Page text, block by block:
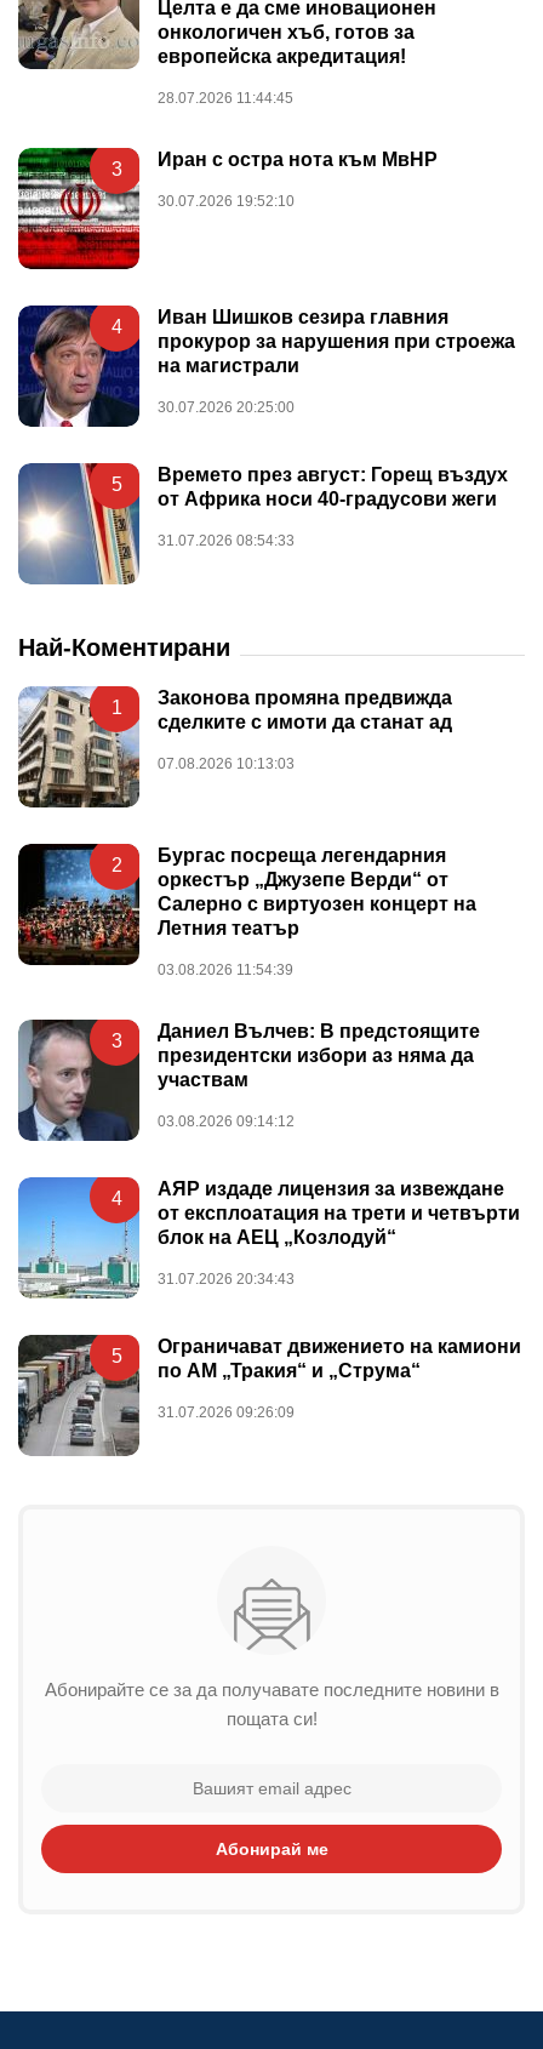
Целта е да сме иновационен
онкологичен хъб, готов за
европейска акредитация!
28.07.2026 11:44:45
3 Иран с остра нота към МвНР
30.07.2026 19:52:10
4
Иван Шишков сезира главния
прокурор за нарушения при строежа
на магистрали
30.07.2026 20:25:00
5
Времето през август: Горещ въздух
от Африка носи 40-градусови жеги
31.07.2026 08:54:33
Най-Коментирани
1
Законова промяна предвижда
сделките с имоти да станат ад
07.08.2026 10:13:03
2
Бургас посреща легендарния
оркестър „Джузепе Верди“ от
Салерно с виртуозен концерт на
Летния театър
03.08.2026 11:54:39
3
Даниел Вълчев: В предстоящите
президентски избори аз няма да
участвам
03.08.2026 09:14:12
4
АЯР издаде лицензия за извеждане
от експлоатация на трети и четвърти
блок на АЕЦ „Козлодуй“
31.07.2026 20:34:43
5
Ограничават движението на камиони
по АМ „Тракия“ и „Струма“
31.07.2026 09:26:09
Абонирайте се за да получавате последните новини в
пощата си!
Абонирай ме